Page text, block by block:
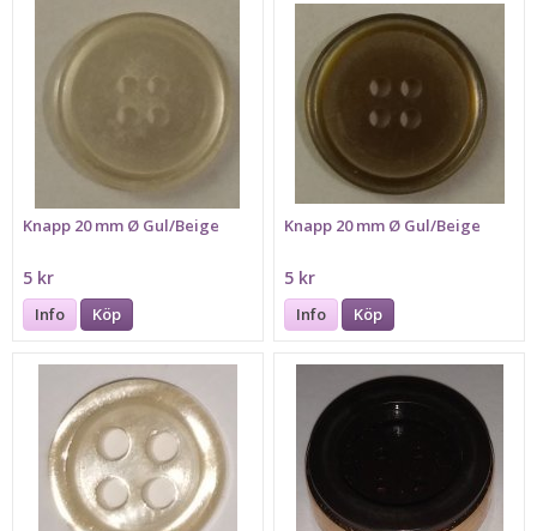
Knapp 20 mm Ø Gul/Beige
5 kr
Info Köp
Knapp 20 mm Ø Gul/Beige
5 kr
Info Köp